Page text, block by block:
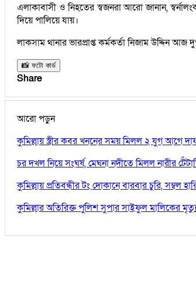
এলাকাবাসী ও নিহতের স্বজনরা আরো জানান,
দিয়ে পালিয়ে যায়।
লাকসাম থানার ভারপ্রাপ্ত কর্মকর্তা নিজাম উদ্দিন
📸 ফটো কার্ড
Share
আরো পড়ুন
কুমিল্লায় স্ত্রীর কবর খননের সময় মিলল ২ যুগ আগে
চর দখল নিয়ে সংঘর্ষ, মেঘনা নদীতে মিলল নারীর
কুমিল্লায় প্রতিবন্ধীর টং দোকানে বারবার চুরি, সম্বল
কুমিল্লার অতিরিক্ত পুলিশ সুপার সাইফুল মালিকের